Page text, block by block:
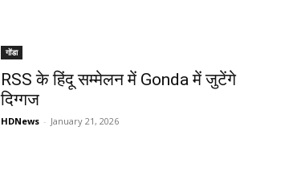
गोंडा
RSS के हिंदू सम्मेलन में Gonda में जुटेंगे
दिग्गज
HDNews - January 21, 2026